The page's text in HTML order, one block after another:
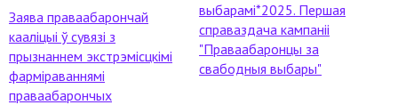
Заява праваабарончай
кааліцыі ў сувязі з
прызнаннем экстрэмісцкімі
фарміраваннямі
праваабарончых
выбарамі*2025. Першая
справаздача кампаніі
"Праваабаронцы за
свабодныя выбары"